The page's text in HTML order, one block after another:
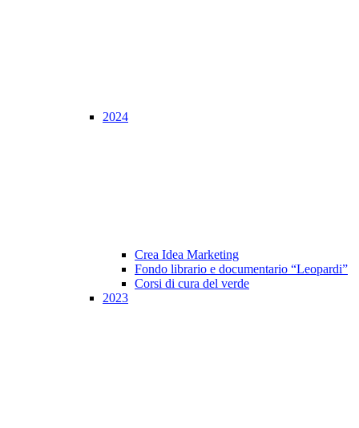
2024
Crea Idea Marketing
Fondo librario e documentario “Leopardi”
Corsi di cura del verde
2023